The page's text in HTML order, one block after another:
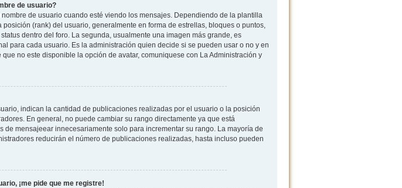
de usuario?
de usuario cuando esté viendo los mensajes. Dependiendo de la plantilla
(rank) del usuario, generalmente en forma de estrellas, bloques o puntos,
dentro del foro. La segunda, usualmente una imagen más grande, es
para cada usuario. Es la administración quien decide si se pueden usar o no y en
no este disponible la opción de avatar, comuniquese con La Administración y
indican la cantidad de publicaciones realizadas por el usuario o la posición
En general, no puede cambiar su rango directamente ya que está
de mensajeear innecesariamente solo para incrementar su rango. La mayoría de
reducirán el número de publicaciones realizadas, hasta incluso pueden
¡me pide que me registre!